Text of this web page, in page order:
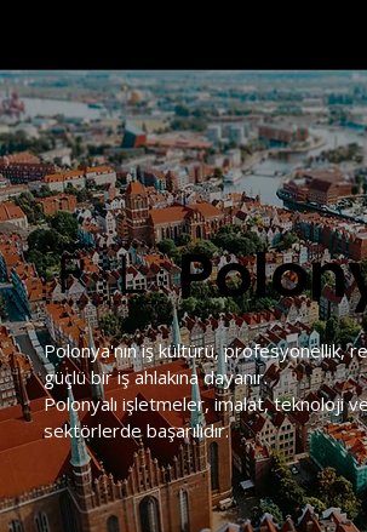
🇵🇱
Polonya'nın iş kültürü, profesyonellik,
güçlü bir iş ahlakına dayanır.
Polonyalı işletmeler, imalat, teknoloji
sektörlerde başarılıdır.